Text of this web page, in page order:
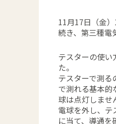
11月17日（金
続き、第三種電
テスターの使い
テスターで測る
で測れる基本的
球は点灯しませ
電球を外し、
に当て、導通